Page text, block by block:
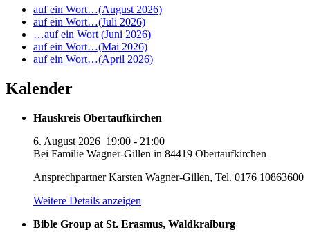
auf ein Wort…(August 2026)
auf ein Wort…(Juli 2026)
…auf ein Wort (Juni 2026)
auf ein Wort…(Mai 2026)
auf ein Wort…(April 2026)
Kalender
Hauskreis Obertaufkirchen
6. August 2026 19:00 - 21:00
Bei Familie Wagner-Gillen in 84419 Obertaufkirchen
Ansprechpartner Karsten Wagner-Gillen, Tel. 0176 10863600
Weitere Details anzeigen
Bible Group at St. Erasmus, Waldkraiburg